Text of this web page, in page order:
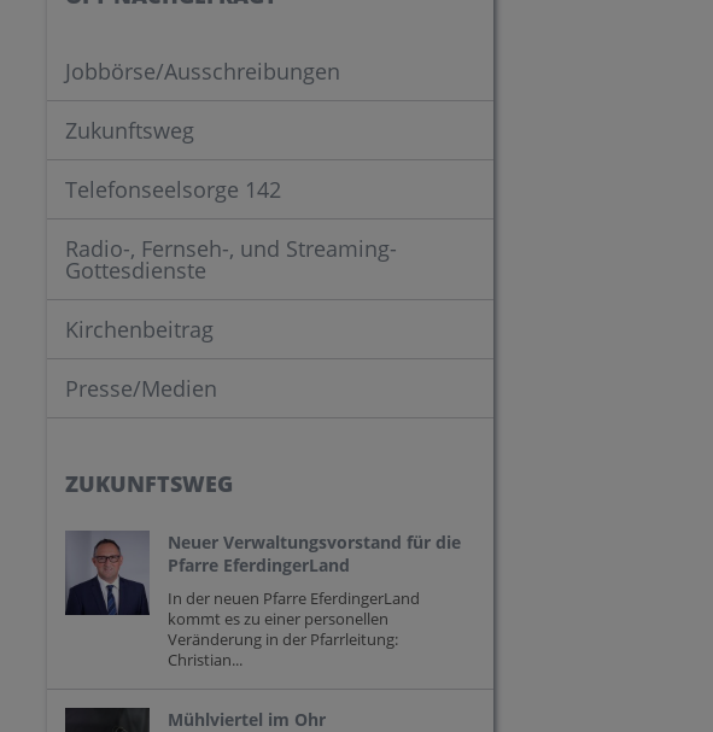
Jobbörse/Ausschreibungen
Zukunftsweg
Telefonseelsorge 142
Radio-, Fernseh-, und Streaming-
Gottesdienste
Kirchenbeitrag
Presse/Medien
ZUKUNFTSWEG
Neuer Verwaltungsvorstand für die
Pfarre EferdingerLand
In der neuen Pfarre EferdingerLand
kommt es zu einer personellen
Veränderung in der Pfarrleitung:
Christian...
Mühlviertel im Ohr